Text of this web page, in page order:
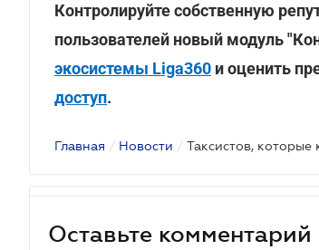
Контролируйте собственную
пользователей новый модуль
экосистемы Liga360 и оценить
доступ.
Главная / Новости /
Оставьте комментарий